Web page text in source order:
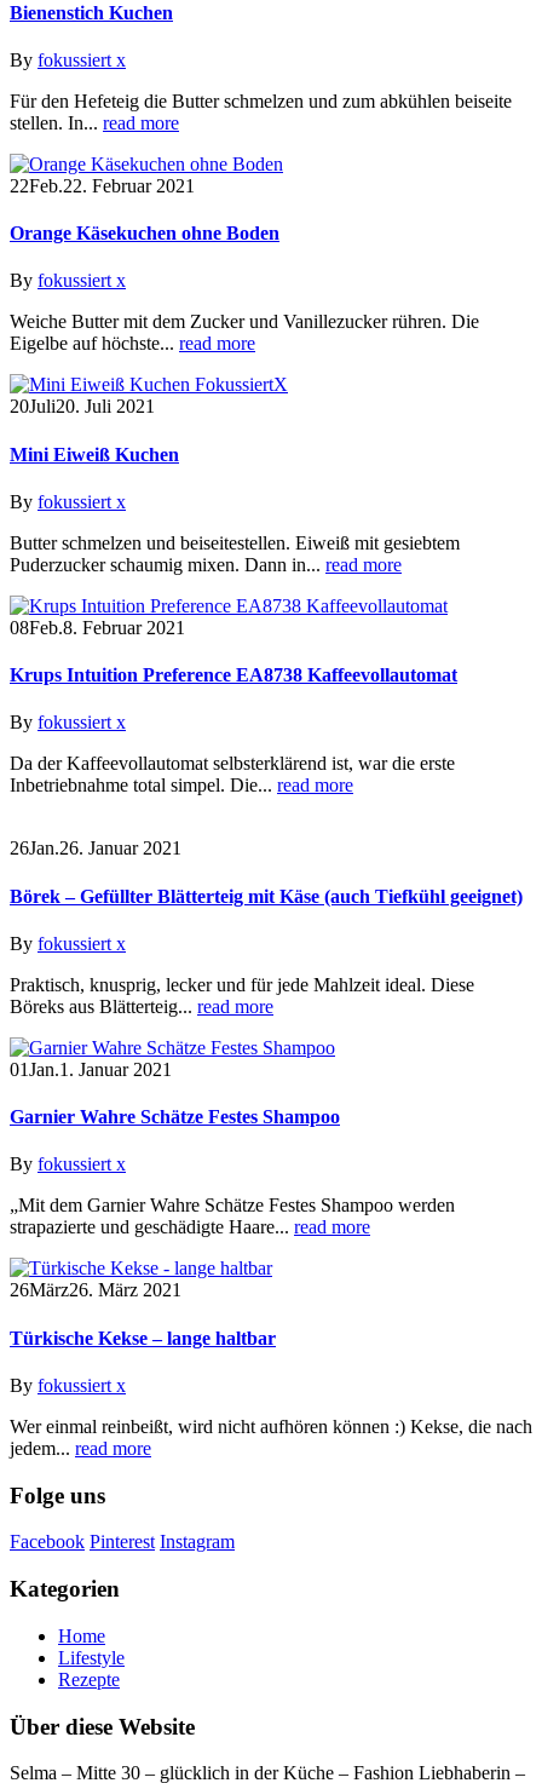
Bienenstich Kuchen
By fokussiert x
Für den Hefeteig die Butter schmelzen und zum abkühlen beiseite
stellen. In... read more
22Feb.22. Februar 2021
Orange Käsekuchen ohne Boden
By fokussiert x
Weiche Butter mit dem Zucker und Vanillezucker rühren. Die
Eigelbe auf höchste... read more
20Juli20. Juli 2021
Mini Eiweiß Kuchen
By fokussiert x
Butter schmelzen und beiseitestellen. Eiweiß mit gesiebtem
Puderzucker schaumig mixen. Dann in... read more
08Feb.8. Februar 2021
Krups Intuition Preference EA8738 Kaffeevollautomat
By fokussiert x
Da der Kaffeevollautomat selbsterklärend ist, war die erste
Inbetriebnahme total simpel. Die... read more
26Jan.26. Januar 2021
Börek – Gefüllter Blätterteig mit Käse (auch Tiefkühl geeignet)
By fokussiert x
Praktisch, knusprig, lecker und für jede Mahlzeit ideal. Diese
Böreks aus Blätterteig... read more
01Jan.1. Januar 2021
Garnier Wahre Schätze Festes Shampoo
By fokussiert x
„Mit dem Garnier Wahre Schätze Festes Shampoo werden
strapazierte und geschädigte Haare... read more
26März26. März 2021
Türkische Kekse – lange haltbar
By fokussiert x
Wer einmal reinbeißt, wird nicht aufhören können :) Kekse, die nach
jedem... read more
Folge uns
Facebook Pinterest Instagram
Kategorien
Home
Lifestyle
Rezepte
Über diese Website
Selma – Mitte 30 – glücklich in der Küche – Fashion Liebhaberin –